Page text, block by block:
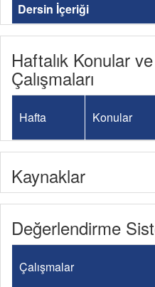
Dersin İçeriği
Haftalık Konular
Çalışmaları
Hafta Konular
Kaynaklar
Değerlendirme
Çalışmalar